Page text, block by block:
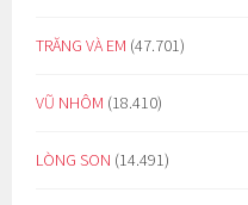
TRĂNG VÀ EM (47.701)
VŨ NHÔM (18.410)
LÒNG SON (14.491)